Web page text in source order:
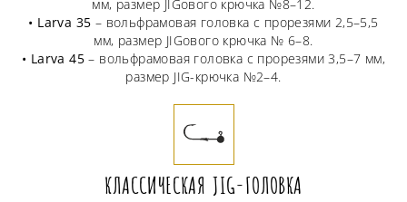
мм, размер JIGового крючка №8–12.
• Larva 35 – вольфрамовая головка с прорезями 2,5–5,5
мм, размер JIGового крючка № 6–8.
• Larva 45 – вольфрамовая головка с прорезями 3,5–7 мм,
размер JIG-крючка №2–4.
КЛАССИЧЕСКАЯ JIG-ГОЛОВКА